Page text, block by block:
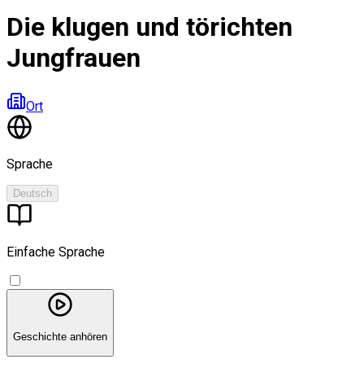
Die klugen und törichten
Jungfrauen
Ort
Sprache
Deutsch
Einfache Sprache
Geschichte anhören